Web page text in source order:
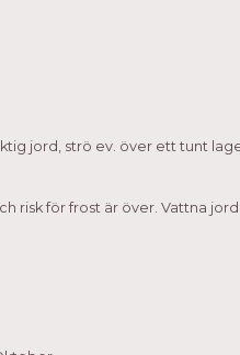
jord, strö ev. över ett tunt
risk för frost är över. Vattna